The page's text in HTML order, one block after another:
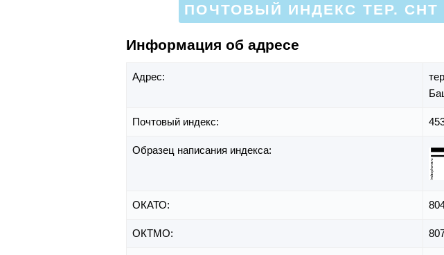
ПОЧТОВЫЙ ИНДЕКС ТЕР.
Информация об адресе
Адрес:
Почтовый индекс:
Образец написания индекса:
ОКАТО:
ОКТМО: